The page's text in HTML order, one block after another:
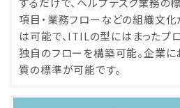
項目・業務フローなどの組織文
は可能で、ITILの型にはまったプ
独自のフローを構築可能。企業
質の標準が可能です。